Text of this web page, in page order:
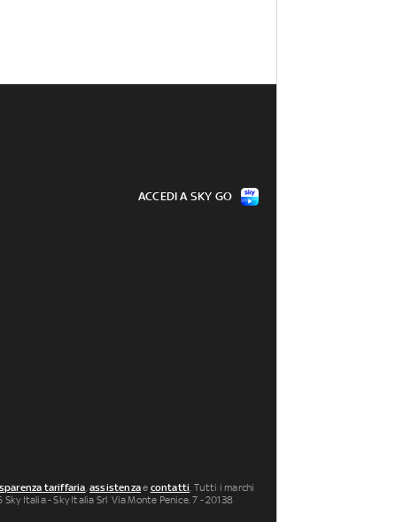
ACCEDI A SKY GO
tariffaria,assistenzae contatti. Tutti i marchi
Italia - Sky Italia Srl Via Monte Penice, 7 - 20138